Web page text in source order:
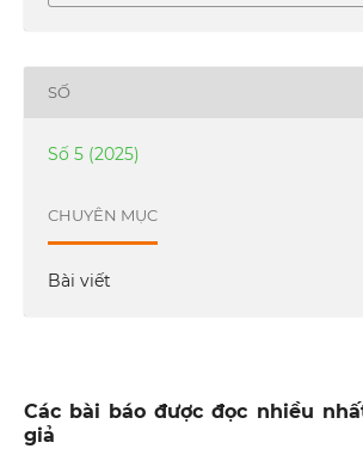
SỐ
Số 5 (2025)
CHUYÊN MỤC
Bài viết
Các bài báo được đọc nhiều
giả